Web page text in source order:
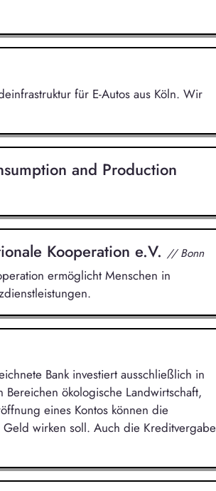
für E-Autos aus Köln. Wir
and Production
Kooperation e.V. // Bonn
ermöglicht Menschen in
Bank investiert ausschließlich in
ökologische Landwirtschaft,
eines Kontos können die
wirken soll. Auch die Kreditvergabe